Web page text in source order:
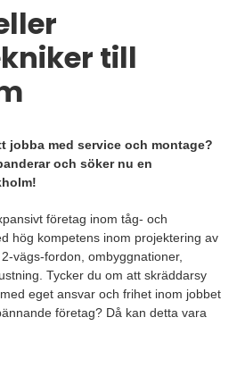
till
jobba med service och montage?
och söker nu en
företag inom tåg- och
hög kompetens inom projektering av
vägs-fordon, ombyggnationer,
Tycker du om att skräddarsy
eget ansvar och frihet inom jobbet
företag? Då kan detta vara